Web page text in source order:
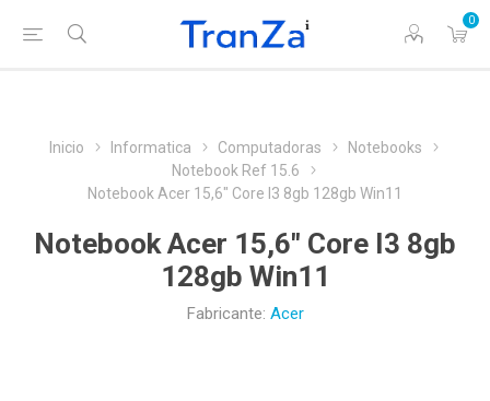
0
Inicio Informatica Computadoras
Notebooks
Notebook Ref 15.6
Notebook Acer 15,6" Core I3 8gb 128gb Win11
Notebook Acer 15,6" Core I3 8gb
128gb Win11
Fabricante: Acer